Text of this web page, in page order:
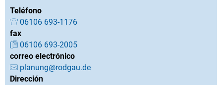
Teléfono
06106 693-1176
fax
06106 693-2005
correo electrónico
planung@rodgau.de
Dirección